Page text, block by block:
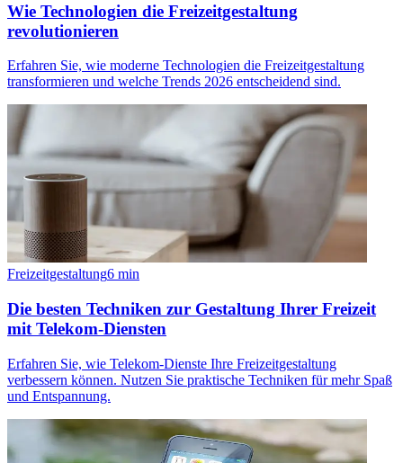
Wie Technologien die Freizeitgestaltung
revolutionieren
Erfahren Sie, wie moderne Technologien die Freizeitgestaltung
transformieren und welche Trends 2026 entscheidend sind.
Freizeitgestaltung6 min
Die besten Techniken zur Gestaltung Ihrer Freizeit
mit Telekom-Diensten
Erfahren Sie, wie Telekom-Dienste Ihre Freizeitgestaltung
verbessern können. Nutzen Sie praktische Techniken für mehr Spaß
und Entspannung.